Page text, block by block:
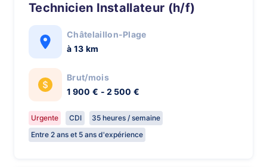
Technicien Installateur (h/f)
Châtelaillon-Plage
à 13 km
Brut/mois
1 900 € - 2 500 €
Urgente CDI
35 heures / semaine
Entre 2 ans et 5 ans d'expérience